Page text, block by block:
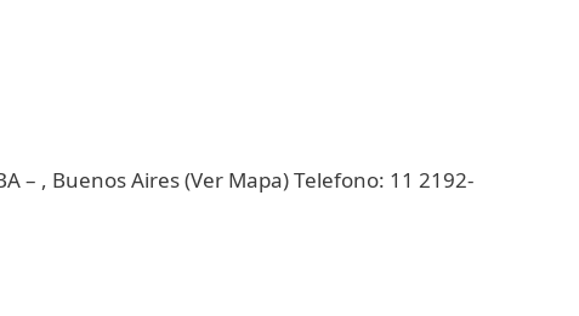
– , Buenos Aires (Ver Mapa) Telefono: 11 2192-